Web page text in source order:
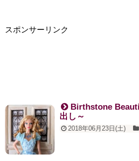
スポンサーリンク
Birthstone
出し～
2018年06月23日(土)